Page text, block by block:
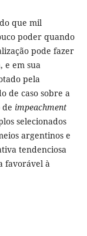
que mil
poder quando
pode fazer
e em sua
pela
de caso sobre a
impeachment
selecionados
argentinos e
tendenciosa
favorável à